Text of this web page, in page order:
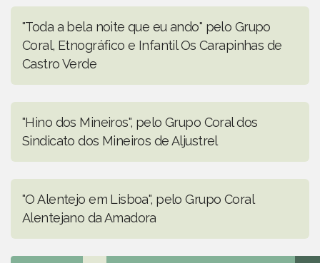
"Toda a bela noite que eu ando" pelo Grupo
Coral, Etnográfico e Infantil Os Carapinhas de
Castro Verde
"Hino dos Mineiros", pelo Grupo Coral dos
Sindicato dos Mineiros de Aljustrel
"O Alentejo em Lisboa", pelo Grupo Coral
Alentejano da Amadora